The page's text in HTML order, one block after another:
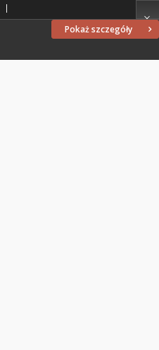
Pokaż szczegóły